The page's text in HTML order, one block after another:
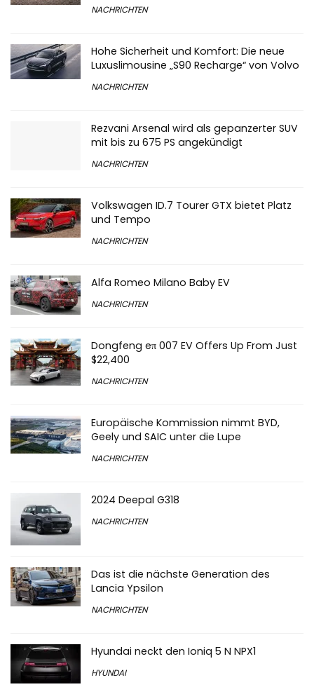
NACHRICHTEN
Hohe Sicherheit und Komfort: Die neue
Luxuslimousine „S90 Recharge“ von Volvo
NACHRICHTEN
Rezvani Arsenal wird als gepanzerter SUV
mit bis zu 675 PS angekündigt
NACHRICHTEN
Volkswagen ID.7 Tourer GTX bietet Platz
und Tempo
NACHRICHTEN
Alfa Romeo Milano Baby EV
NACHRICHTEN
Dongfeng eπ 007 EV Offers Up From Just
$22,400
NACHRICHTEN
Europäische Kommission nimmt BYD,
Geely und SAIC unter die Lupe
NACHRICHTEN
2024 Deepal G318
NACHRICHTEN
Das ist die nächste Generation des
Lancia Ypsilon
NACHRICHTEN
Hyundai neckt den Ioniq 5 N NPX1
HYUNDAI